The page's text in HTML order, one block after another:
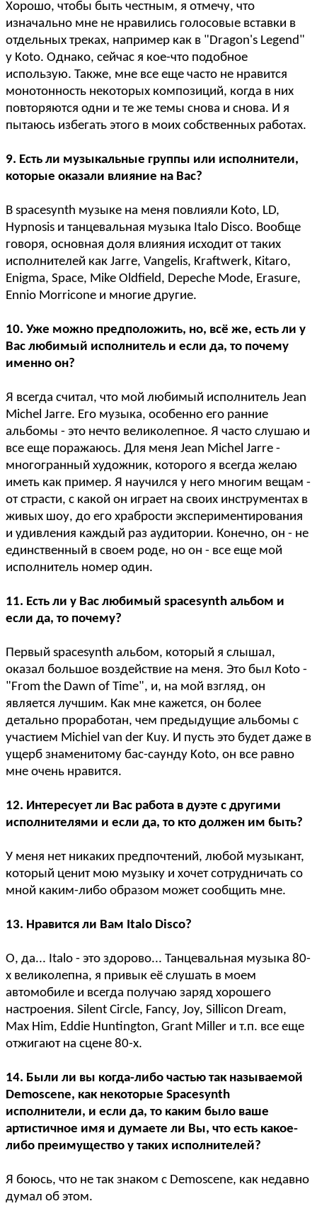
Хорошо, чтобы быть честным, я отмечу, что
изначально мне не нравились голосовые вставки в
отдельных треках, например как в "Dragon's Legend"
у Koto. Однако, сейчас я кое-что подобное
использую. Также, мне все еще часто не нравится
монотонность некоторых композиций, когда в них
повторяются одни и те же темы снова и снова. И я
пытаюсь избегать этого в моих собственных работах.
9. Есть ли музыкальные группы или исполнители,
которые оказали влияние на Вас?
В spacesynth музыке на меня повлияли Koto, LD,
Hypnosis и танцевальная музыка Italo Disco. Вообще
говоря, основная доля влияния исходит от таких
исполнителей как Jarre, Vangelis, Kraftwerk, Kitaro,
Enigma, Space, Mike Oldfield, Depeche Mode, Erasure,
Ennio Morricone и многие другие.
10. Уже можно предположить, но, всё же, есть ли у
Вас любимый исполнитель и если да, то почему
именно он?
Я всегда считал, что мой любимый исполнитель Jean
Michel Jarre. Его музыка, особенно его ранние
альбомы - это нечто великолепное. Я часто слушаю и
все еще поражаюсь. Для меня Jean Michel Jarre -
многогранный художник, которого я всегда желаю
иметь как пример. Я научился у него многим вещам -
от страсти, с какой он играет на своих инструментах в
живых шоу, до его храбрости экспериментирования
и удивления каждый раз аудитории. Конечно, он - не
единственный в своем роде, но он - все еще мой
исполнитель номер один.
11. Есть ли у Вас любимый spacesynth альбом и
если да, то почему?
Первый spacesynth альбом, который я слышал,
оказал большое воздействие на меня. Это был Koto -
"From the Dawn of Time", и, на мой взгляд, он
является лучшим. Как мне кажется, он более
детально проработан, чем предыдущие альбомы с
участием Michiel van der Kuy. И пусть это будет даже в
ущерб знаменитому бас-саунду Koto, он все равно
мне очень нравится.
12. Интересует ли Вас работа в дуэте с другими
исполнителями и если да, то кто должен им быть?
У меня нет никаких предпочтений, любой музыкант,
который ценит мою музыку и хочет сотрудничать со
мной каким-либо образом может сообщить мне.
13. Нравится ли Вам Italo Disco?
О, да... Italo - это здорово... Танцевальная музыка 80-
х великолепна, я привык её слушать в моем
автомобиле и всегда получаю заряд хорошего
настроения. Silent Circle, Fancy, Joy, Sillicon Dream,
Max Him, Eddie Huntington, Grant Miller и т.п. все еще
отжигают на сцене 80-х.
14. Были ли вы когда-либо частью так называемой
Demoscene, как некоторые Spacesynth
исполнители, и если да, то каким было ваше
артистичное имя и думаете ли Вы, что есть какое-
либо преимущество у таких исполнителей?
Я боюсь, что не так знаком с Demoscene, как недавно
думал об этом.